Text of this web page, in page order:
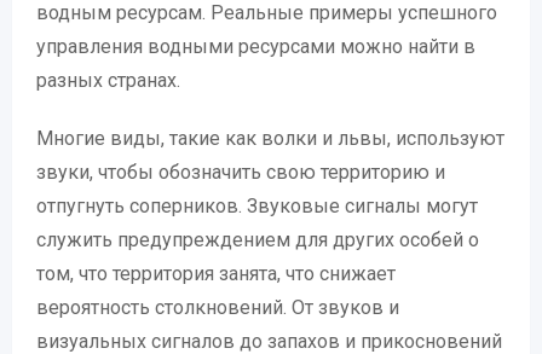
водным ресурсам. Реальные примеры успешного
управления водными ресурсами можно найти в
разных странах.
Многие виды, такие как волки и львы, используют
звуки, чтобы обозначить свою территорию и
отпугнуть соперников. Звуковые сигналы могут
служить предупреждением для других особей о
том, что территория занята, что снижает
вероятность столкновений. От звуков и
визуальных сигналов до запахов и прикосновений